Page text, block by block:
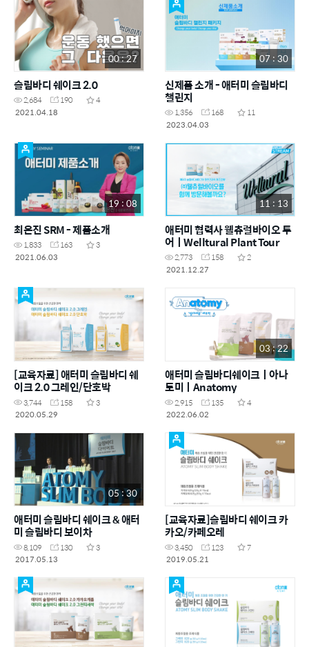
00 : 27
슬림바디 쉐이크 2.0
2,684 190
4
2021.04.18
07 : 30
신제품 소개 - 애터미 슬림바디
챌린지
1,356 168
11
2023.04.03
19 : 08
최은진 SRM - 제품소개
1,833 163
3
2021.06.03
11 : 13
애터미 협력사 웰츄럴바이오 투
어ㅣWelltural Plant Tour
2,773 158
2
2021.12.27
[교육자료] 애터미 슬림바디 쉐
이크 2.0 그레인/단호박
3,744 158
3
2020.05.29
03 : 22
애터미 슬림바디쉐이크ㅣ아나
토미ㅣAnatomy
2,915 135
4
2022.06.02
05 : 30
애터미 슬림바디 쉐이크 & 애터
미 슬림바디 보이차
8,109 130
3
2017.05.13
[교육자료]슬림바디 쉐이크 카
카오/카페오레
3,450 123
7
2019.05.21